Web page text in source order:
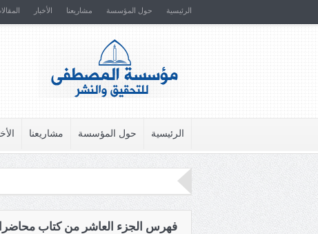
الرئيسية حول المؤسسة مشاريعنا الأخبار
الرئيسية حول المؤسسة مشاريعنا
فهرس الجزء العاشر من كتاب